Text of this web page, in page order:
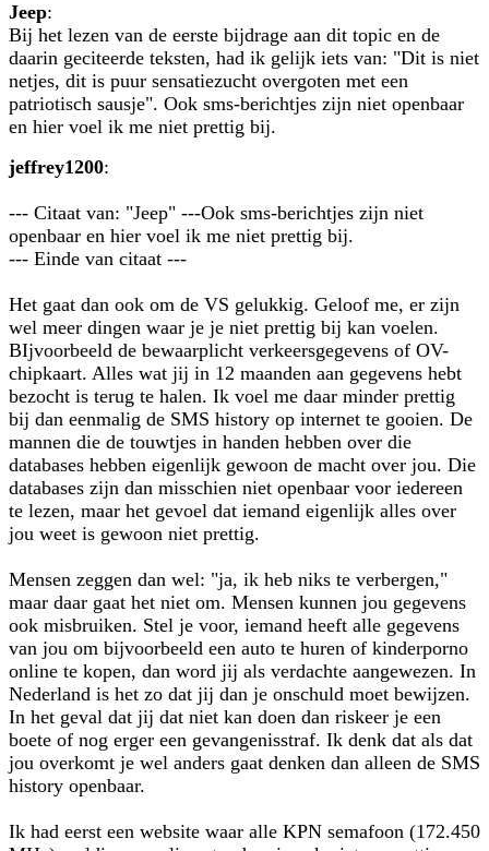
Jeep:
Bij het lezen van de eerste bijdrage aan dit topic en de
daarin geciteerde teksten, had ik gelijk iets van: "Dit is niet
netjes, dit is puur sensatiezucht overgoten met een
patriotisch sausje". Ook sms-berichtjes zijn niet openbaar
en hier voel ik me niet prettig bij.
jeffrey1200:
--- Citaat van: "Jeep" ---Ook sms-berichtjes zijn niet
openbaar en hier voel ik me niet prettig bij.
--- Einde van citaat ---
Het gaat dan ook om de VS gelukkig. Geloof me, er zijn
wel meer dingen waar je je niet prettig bij kan voelen.
BIjvoorbeeld de bewaarplicht verkeersgegevens of OV-
chipkaart. Alles wat jij in 12 maanden aan gegevens hebt
bezocht is terug te halen. Ik voel me daar minder prettig
bij dan eenmalig de SMS history op internet te gooien. De
mannen die de touwtjes in handen hebben over die
databases hebben eigenlijk gewoon de macht over jou. Die
databases zijn dan misschien niet openbaar voor iedereen
te lezen, maar het gevoel dat iemand eigenlijk alles over
jou weet is gewoon niet prettig.
Mensen zeggen dan wel: "ja, ik heb niks te verbergen,"
maar daar gaat het niet om. Mensen kunnen jou gegevens
ook misbruiken. Stel je voor, iemand heeft alle gegevens
van jou om bijvoorbeeld een auto te huren of kinderporno
online te kopen, dan word jij als verdachte aangewezen. In
Nederland is het zo dat jij dan je onschuld moet bewijzen.
In het geval dat jij dat niet kan doen dan riskeer je een
boete of nog erger een gevangenisstraf. Ik denk dat als dat
jou overkomt je wel anders gaat denken dan alleen de SMS
history openbaar.
Ik had eerst een website waar alle KPN semafoon (172.450